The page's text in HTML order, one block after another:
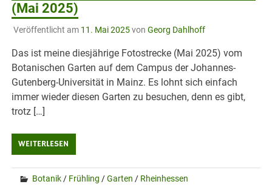
(Mai 2025)
Veröffentlicht am 11. Mai 2025von Georg Dahlhoff
Das ist meine diesjährige Fotostrecke (Mai 2025) vom
Botanischen Garten auf dem Campus der Johannes-
Gutenberg-Universität in Mainz. Es lohnt sich einfach
immer wieder diesen Garten zu besuchen, denn es gibt,
trotz […]
WEITERLESEN
Botanik / Frühling /Garten / Rheinhessen